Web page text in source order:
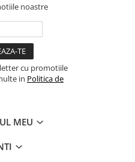
noastre
cu promotiile
in Politica de
MEU